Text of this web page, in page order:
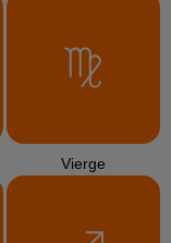
Vierge